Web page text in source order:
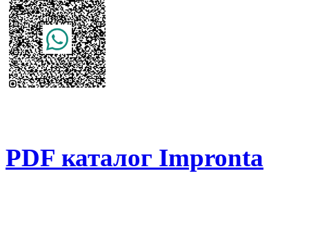
PDF каталог Impronta